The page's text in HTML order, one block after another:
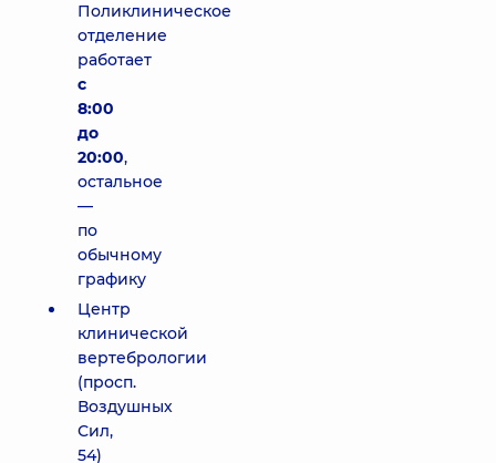
Поликлиническое
отделение
работает
с
8:00
до
20:00,
остальное
—
по
обычному
графику
Центр
клинической
вертебрологии
(просп.
Воздушных
Сил,
54)